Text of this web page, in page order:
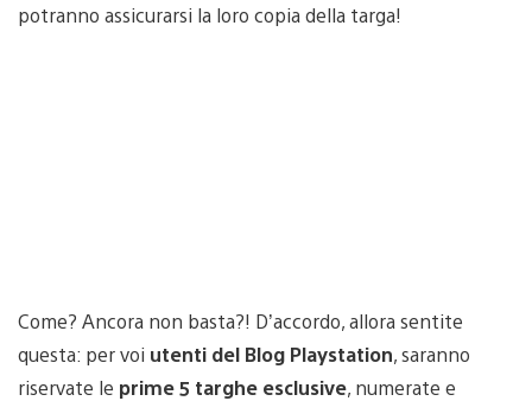
potranno assicurarsi la loro copia della targa!
Come? Ancora non basta?! D’accordo, allora sentite
questa: per voi utenti del Blog Playstation, saranno
riservate le prime 5 targhe esclusive, numerate e